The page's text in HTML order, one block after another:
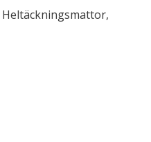
Heltäckningsmattor,